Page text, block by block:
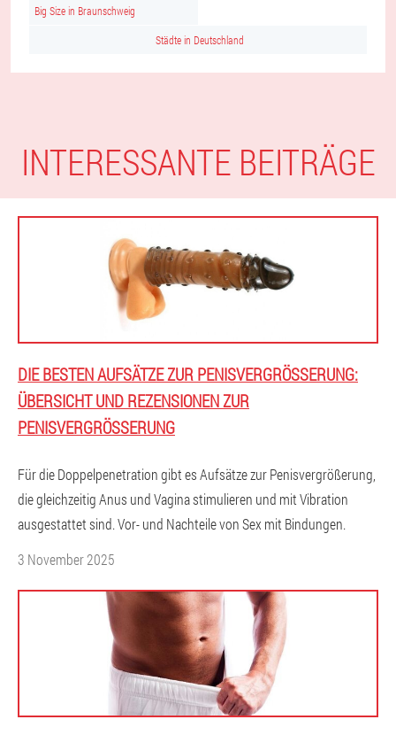
Big Size in Braunschweig
Städte in Deutschland
INTERESSANTE BEITRÄGE
DIE BESTEN AUFSÄTZE ZUR PENISVERGRÖSSERUNG: Ü
BERSICHT UND REZENSIONEN ZUR P
ENISVERGRÖSSERUNG
Für die Doppelpenetration gibt es Aufsätze zur Penisvergrößerung,
die gleichzeitig Anus und Vagina stimulieren und mit Vibration
ausgestattet sind. Vor- und Nachteile von Sex mit Bindungen.
3 November 2025